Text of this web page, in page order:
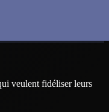
veulent fidéliser leurs